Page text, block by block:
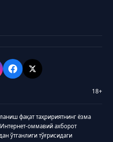
18+
фақат таҳририятнинг ёзма
оммавий ахборот
ўтганлиги тўғрисидаги